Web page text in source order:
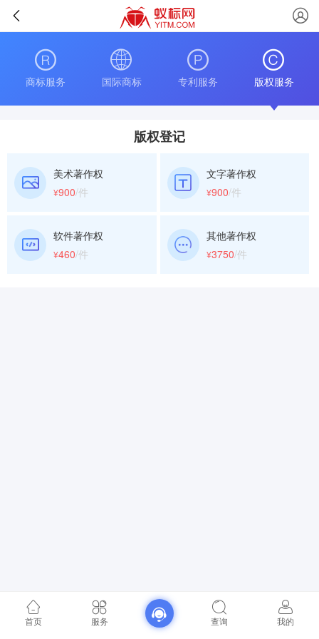
商标服务 国际商标 专利服务 版权服务
版权登记
美术著作权
¥900/件
文字著作权
¥900/件
软件著作权
¥460/件
其他著作权
¥3750/件
首页 服务 查询 我的